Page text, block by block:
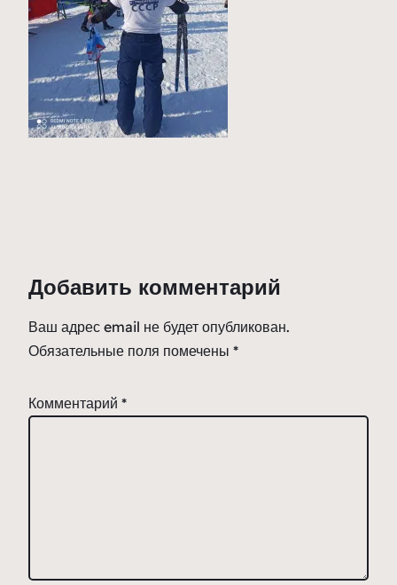
Добавить комментарий
Ваш адрес email не будет опубликован.
Обязательные поля помечены *
Комментарий *